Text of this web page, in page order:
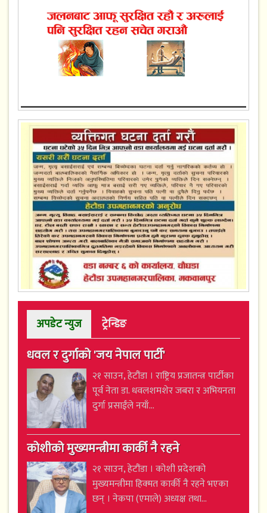
अपडेट न्युज ट्रेन्डिङ
धवल र दुर्गाको 'जय नेपाल पार्टी'
२१ साउन, हेटौंडा । राष्ट्रिय प्रजातन्त्र पार्टीका
पूर्व नेता डा. धवलशमशेर जबरा र अभियनता
दुर्गा प्रसाईंले नयाँ...
कोशीको मुख्यमन्त्रीमा कार्की नै रहने
२१ साउन, हेटौंडा । कोशी प्रदेशको
मुख्यमन्त्रीमा हिक्मत कार्की नै रहने भएका
छन् । नेकपा (एमाले) अध्यक्ष तथा...